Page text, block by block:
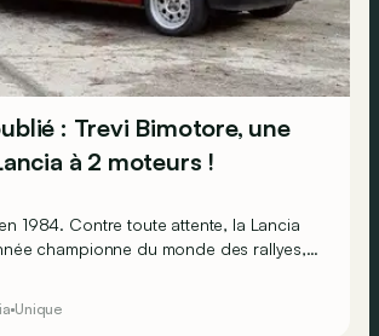
: Trevi Bimotore, une
à 2 moteurs !
1984. Contre toute attente, la Lancia
championne du monde des rallyes,
intégrale… Ne faisant
Unique